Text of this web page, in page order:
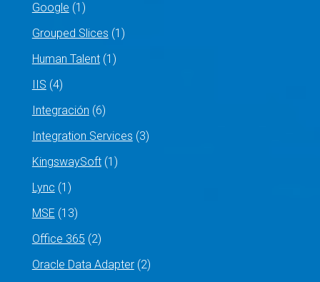
Google (1)
Grouped Slices (1)
Human Talent(1)
IIS (4)
Integración (6)
Integration Services (3)
KingswaySoft(1)
Lync (1)
MSE (13)
Office 365 (2)
Oracle Data Adapter(2)